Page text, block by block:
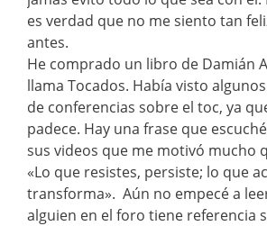
es verdad que no me siento tan
antes.
He comprado un libro de Damián
llama Tocados. Había visto
de conferencias sobre el toc, ya
padece. Hay una frase que
sus videos que me motivó mucho
«Lo que resistes, persiste; lo que
transforma». Aún no empecé a
alguien en el foro tiene referencia